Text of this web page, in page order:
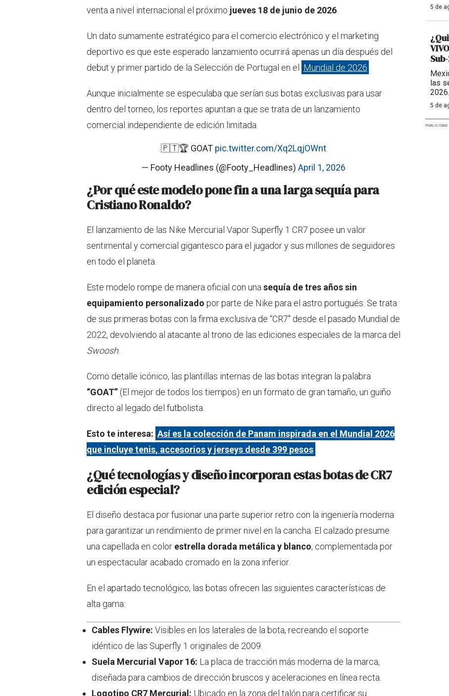
venta a nivel internacional el próximo jueves 18 de junio de 2026
Un dato sumamente estratégico para el comercio electrónico y el marketing
deportivo es que este esperado lanzamiento ocurrirá apenas un día después del
debut y primer partido de la Selección de Portugal en el Mundial de 2026
Aunque inicialmente se especulaba que serían sus botas exclusivas para usar
dentro del torneo, los reportes apuntan a que se trata de un lanzamiento
comercial independiente de edición limitada.
🇵🇹🏆 GOAT pic.twitter.com/Xq2LqjOWnt
— Footy Headlines (@Footy_Headlines) April 1, 2026
¿Por qué este modelo pone fin a una larga sequía para
Cristiano Ronaldo?
El lanzamiento de las Nike Mercurial Vapor Superfly 1 CR7 posee un valor
sentimental y comercial gigantesco para el jugador y sus millones de seguidores
en todo el planeta.
Este modelo rompe de manera oficial con una sequía de tres años sin
equipamiento personalizado por parte de Nike para el astro portugués. Se trata
de sus primeras botas con la firma exclusiva de “CR7" desde el pasado Mundial de
2022, devolviendo al atacante al trono de las ediciones especiales de la marca del
Swoosh.
Como detalle icónico, las plantillas internas de las botas integran la palabra
“GOAT” (El mejor de todos los tiempos) en un formato de gran tamaño, un guiño
directo al legado del futbolista.
Esto te interesa: Así es la colección de Panam inspirada en el Mundial 2026
que incluye tenis, accesorios y jerseys desde 399 pesos
¿Qué tecnologías y diseño incorporan estas botas de CR7
edición especial?
El diseño destaca por fusionar una parte superior retro con la ingeniería moderna
para garantizar un rendimiento de primer nivel en la cancha. El calzado presume
una capellada en color estrella dorada metálica y blanco, complementada por
un espectacular acabado cromado en la zona inferior.
En el apartado tecnológico, las botas ofrecen las siguientes características de
alta gama:
Cables Flywire: Visibles en los laterales de la bota, recreando el soporte
idéntico de las Superfly 1 originales de 2009.
Suela Mercurial Vapor 16: La placa de tracción más moderna de la marca,
diseñada para cambios de dirección bruscos y aceleraciones en línea recta.
Logotipo CR7 Mercurial: Ubicado en la zona del talón para certificar su
5 de
las
2026.
5 de
PUBLICIDAD